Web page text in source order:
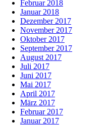
Februar 2018
Januar 2018
Dezember 2017
November 2017
Oktober 2017
September 2017
August 2017
Juli 2017
Juni 2017
Mai 2017
April 2017
März 2017
Februar 2017
Januar 2017